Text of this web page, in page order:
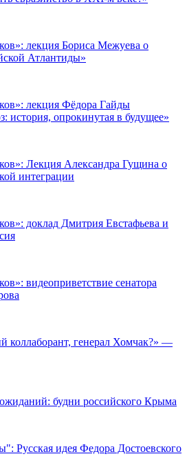
лекция Бориса Межуева о
Атлантиды»
лекция Фёдора Гайды
история, опрокинутая в будущее»
Лекция Александра Гущина о
интеграции
доклад Дмитрия Евстафьева и
видеоприветствие сенатора
коллаборант, генерал Хомчак?» —
будни российского Крыма
Русская идея Федора Достоевского